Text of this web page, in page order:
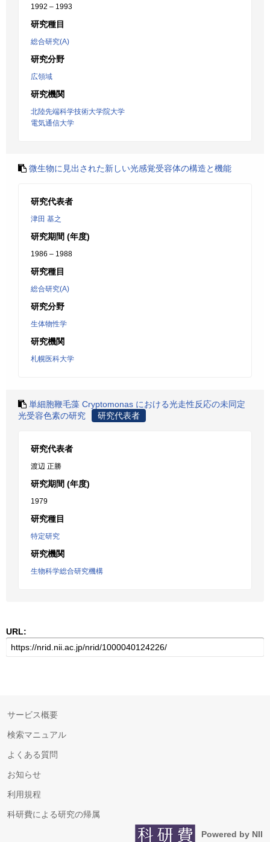
1992 – 1993
研究種目
総合研究(A)
研究分野
広領域
研究機関
北陸先端科学技術大学院大学
電気通信大学
微生物に見出された新しい光感覚受容体の構造と機能
研究代表者
津田 基之
研究期間 (年度)
1986 – 1988
研究種目
総合研究(A)
研究分野
生体物性学
研究機関
札幌医科大学
単細胞鞭毛藻 Cryptomonas における光走性反応の未同定
光受容色素の研究
研究代表者
研究代表者
渡辺 正勝
研究期間 (年度)
1979
研究種目
特定研究
研究機関
生物科学総合研究機構
URL:
サービス概要
検索マニュアル
よくある質問
お知らせ
利用規程
科研費による研究の帰属
Powered by NII